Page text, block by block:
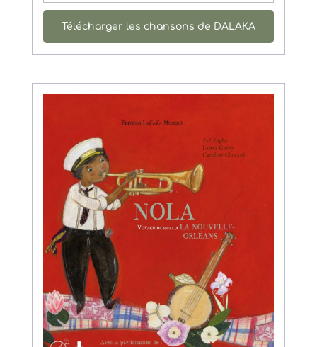
Télécharger les chansons de DALAKA